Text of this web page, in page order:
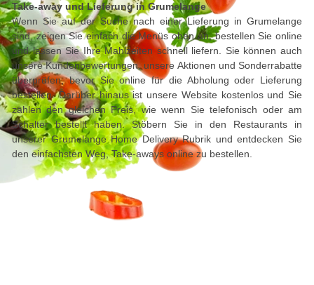
Take-away und Lieferung in Grumelange
Wenn Sie auf der Suche nach einer Lieferung in Grumelange
sind, zeigen Sie einfach die Menüs oben an, bestellen Sie online
und lassen Sie Ihre Mahlzeiten schnell liefern. Sie können auch
unsere Kundenbewertungen, unsere Aktionen und Sonderrabatte
überprüfen, bevor Sie online für die Abholung oder Lieferung
bestellen. Darüber hinaus ist unsere Website kostenlos und Sie
zahlen den gleichen Preis, wie wenn Sie telefonisch oder am
Schalter bestellt haben. Stöbern Sie in den Restaurants in
unserer Grumelange Home Delivery Rubrik und entdecken Sie
den einfachsten Weg, Take-aways online zu bestellen.